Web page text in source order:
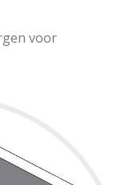
voor